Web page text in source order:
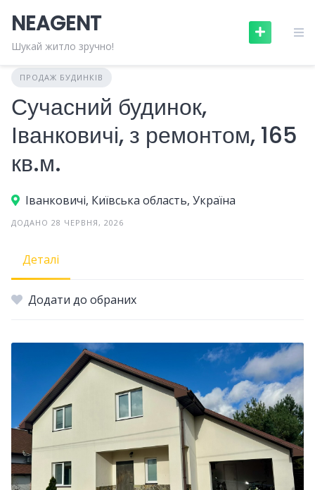
content
NEAGENT
Шукай житло зручно!
ПРОДАЖ БУДИНКІВ
Сучасний будинок,
Іванковичі, з ремонтом, 165
кв.м.
Іванковичі, Київська область, Україна
ДОДАНО 28 ЧЕРВНЯ, 2026
Деталі
Додати до обраних